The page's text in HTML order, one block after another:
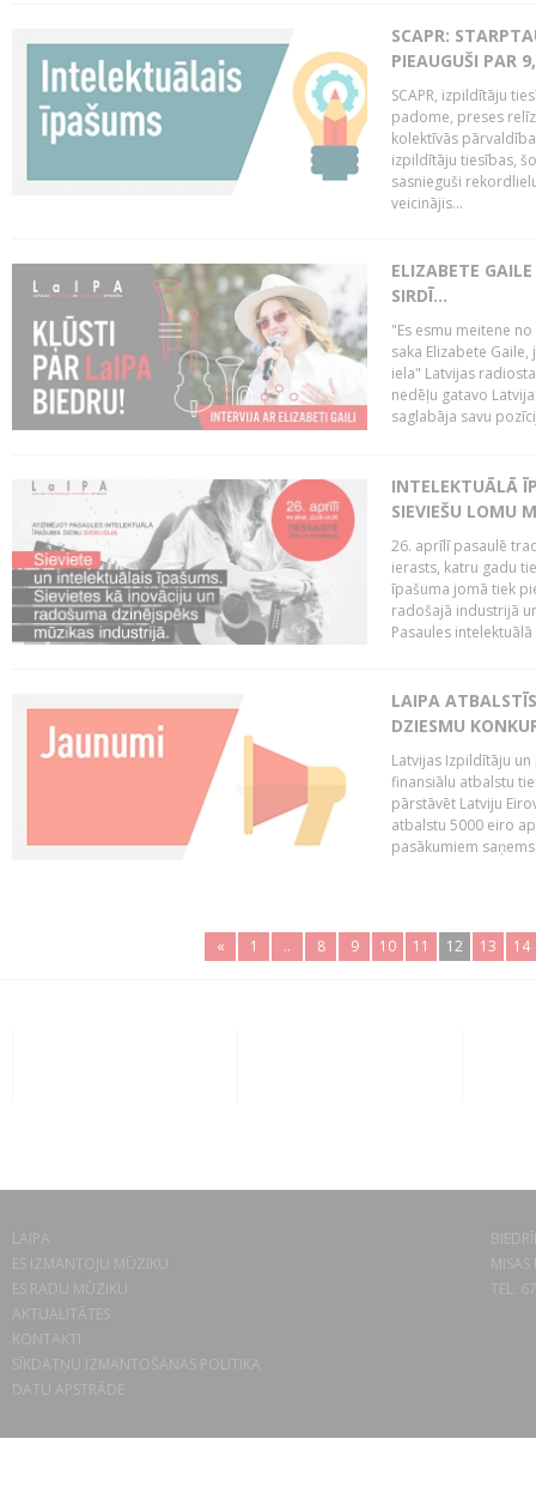
SCAPR:
PIEAUGUŠI PAR
SCAPR, izpildītāju
padome, preses
kolektīvās
izpildītāju tiesības,
sasnieguši
veicinājis...
ELIZABETE
SIRDĪ...
"Es esmu meitene
saka Elizabete
iela" Latvijas
nedēļu gatavo
saglabāja savu
INTELEKTUĀLĀ
SIEVIEŠU LOMU
26. aprīlī pasaulē
ierasts, katru gadu
īpašuma jomā tiek
radošajā industrijā
Pasaules
LAIPA
DZIESMU
Latvijas Izpildītāju
finansiālu atbalstu
pārstāvēt Latviju
atbalstu 5000 eiro
pasākumiem
« 1 .. 8 9 10 11 12 13 14
LAIPA
ES IZMANTOJU MŪZIKU
ES RADU MŪZIKU
AKTUALITĀTES
KONTAKTI
SĪKDATŅU IZMANTOŠANAS POLITIKA
DATU APSTRĀDE
TEL.